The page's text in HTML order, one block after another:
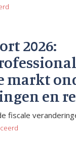
2026:
markt
en
fiscale